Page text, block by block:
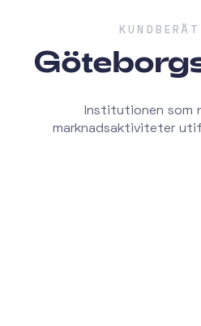
Institutionen som
marknadsaktiviteter